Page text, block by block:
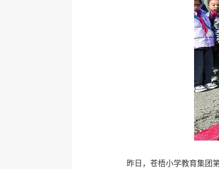
昨日，苍梧小学教育集团